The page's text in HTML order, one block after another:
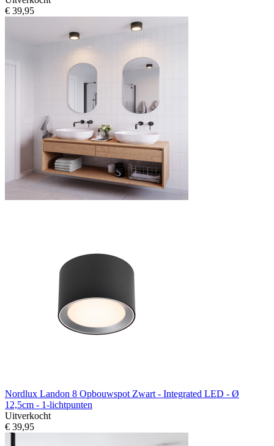
€ 39,95
Nordlux Landon 8 Opbouwspot Zwart - Integrated LED - Ø
12,5cm - 1-lichtpunten
Uitverkocht
€ 39,95